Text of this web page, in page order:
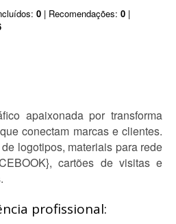
0 | Recomendações: 0 |
apaixonada por transforma
conectam marcas e clientes.
logotipos, materiais para rede
cartões de visitas e
profissional: